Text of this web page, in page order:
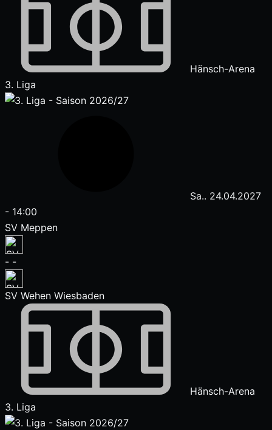
Hänsch-Arena
3. Liga
Sa.. 24.04.2027
- 14:00
SV Meppen
- -
SV Wehen Wiesbaden
Hänsch-Arena
3. Liga